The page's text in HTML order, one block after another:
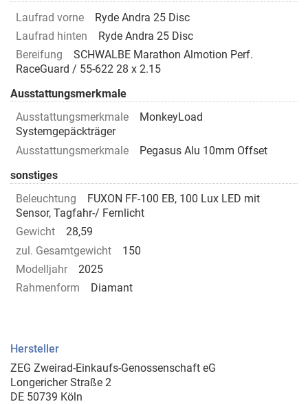
Laufrad vorne
Ryde Andra 25 Disc
Laufrad hinten
Ryde Andra 25 Disc
Bereifung
SCHWALBE Marathon Almotion Perf.
RaceGuard / 55-622 28 x 2.15
Ausstattungsmerkmale
Ausstattungsmerkmale
MonkeyLoad
Systemgepäckträger
Ausstattungsmerkmale
Pegasus Alu 10mm Offset
sonstiges
Beleuchtung
FUXON FF-100 EB, 100 Lux LED mit
Sensor, Tagfahr-/ Fernlicht
Gewicht
28,59
zul. Gesamtgewicht
150
Modelljahr
2025
Rahmenform
Diamant
Hersteller
ZEG Zweirad-Einkaufs-Genossenschaft eG
Longericher Straße 2
DE 50739 Köln